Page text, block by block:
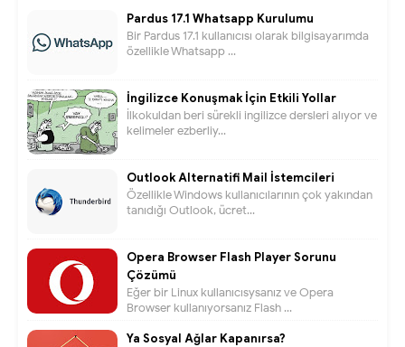
Pardus 17.1 Whatsapp Kurulumu
Bir Pardus 17.1 kullanıcısı olarak bilgisayarımda
özellikle Whatsapp ...
İngilizce Konuşmak İçin Etkili Yollar
İlkokuldan beri sürekli ingilizce dersleri alıyor ve
kelimeler ezberliy...
Outlook Alternatifi Mail İstemcileri
Özellikle Windows kullanıcılarının çok yakından
tanıdığı Outlook, ücret...
Opera Browser Flash Player Sorunu
Çözümü
Eğer bir Linux kullanıcısysanız ve Opera
Browser kullanıyorsanız Flash ...
Ya Sosyal Ağlar Kapanırsa?